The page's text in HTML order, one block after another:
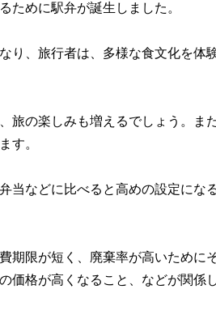
ために駅弁が誕生しました。
り、旅行者は、多様な食文化を体
旅の楽しみも増えるでしょう。ま
す。
当などに比べると高めの設定にな
期限が短く、廃棄率が高いために
価格が高くなること、などが関係